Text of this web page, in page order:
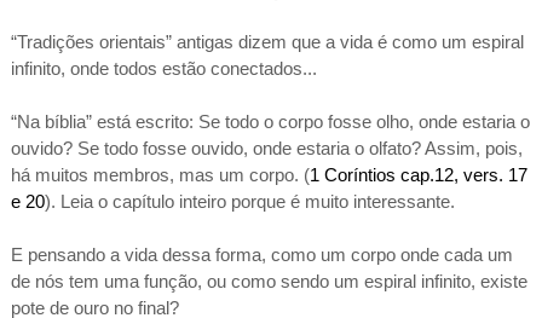
“Tradições orientais” antigas dizem que a vida é como um espiral
infinito, onde todos estão conectados...
“Na bíblia” está escrito: Se todo o corpo fosse olho, onde estaria o
ouvido? Se todo fosse ouvido, onde estaria o olfato? Assim, pois,
há muitos membros, mas um corpo. (1 Coríntios cap.12, vers. 17
e 20). Leia o capítulo inteiro porque é muito interessante.
E pensando a vida dessa forma, como um corpo onde cada um
de nós tem uma função, ou como sendo um espiral infinito, existe
pote de ouro no final?